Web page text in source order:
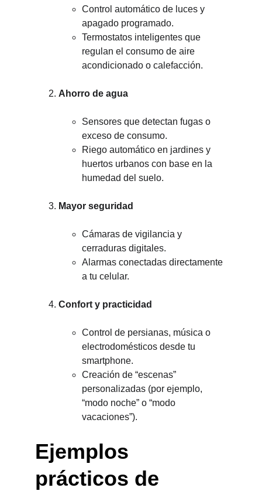
Control automático de luces y
apagado programado.
Termostatos inteligentes que
regulan el consumo de aire
acondicionado o calefacción.
Ahorro de agua
Sensores que detectan fugas o
exceso de consumo.
Riego automático en jardines y
huertos urbanos con base en la
humedad del suelo.
Mayor seguridad
Cámaras de vigilancia y
cerraduras digitales.
Alarmas conectadas directamente
a tu celular.
Confort y practicidad
Control de persianas, música o
electrodomésticos desde tu
smartphone.
Creación de “escenas”
personalizadas (por ejemplo,
“modo noche” o “modo
vacaciones”).
Ejemplos
prácticos de